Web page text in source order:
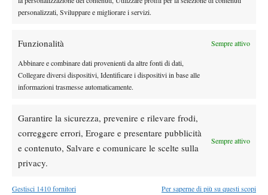
personalizzati, Sviluppare e migliorare i servizi.
Funzionalità Sempre attivo
Abbinare e combinare dati provenienti da altre fonti di dati,
Collegare diversi dispositivi, Identificare i dispositivi in base alle
informazioni trasmesse automaticamente.
Garantire la sicurezza, prevenire e rilevare frodi,
correggere errori, Erogare e presentare pubblicità
e contenuto, Salvare e comunicare le scelte sulla
privacy.
Sempre attivo
Gestisci 1410 fornitori Per saperne di più su questi scopi
News Wta
Paolini salta il WTA 1000 di Cincinnati, non
Atp News
Masters 1000 Montreal 2026: programma,
orario e ordine di gioco venerdì 7 agosto.
News
Masters 1000 Montreal 2026: Darderi
rimonta Shang e vola agli ottavi